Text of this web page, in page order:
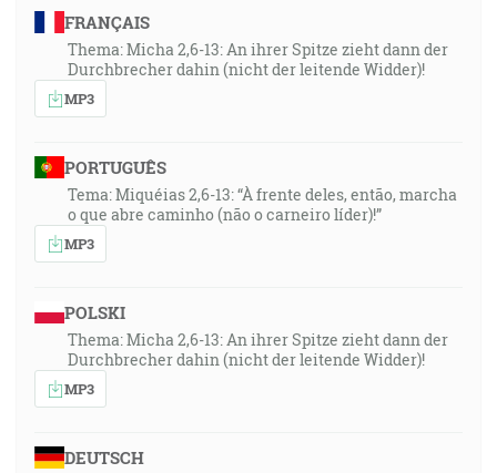
FRANÇAIS
Thema: Micha 2,6-13: An ihrer Spitze zieht dann der
Durchbrecher dahin (nicht der leitende Widder)!
MP3
PORTUGUÊS
Tema: Miquéias 2,6-13: “À frente deles, então, marcha
o que abre caminho (não o carneiro líder)!”
MP3
POLSKI
Thema: Micha 2,6-13: An ihrer Spitze zieht dann der
Durchbrecher dahin (nicht der leitende Widder)!
MP3
DEUTSCH